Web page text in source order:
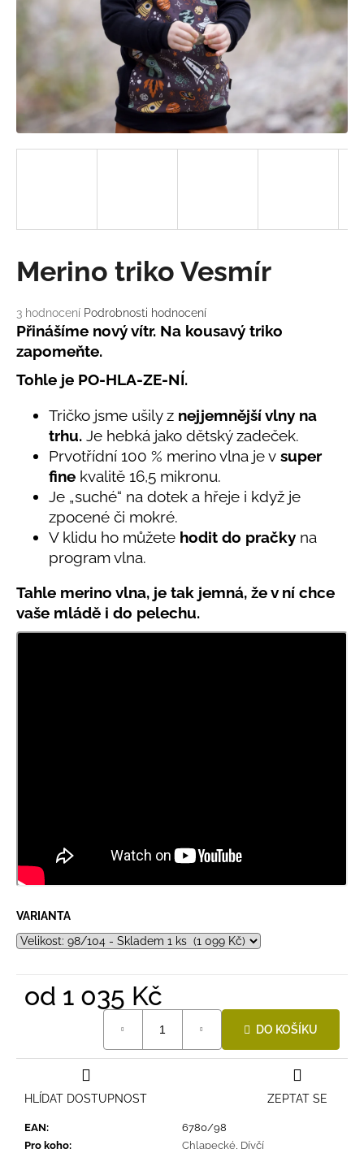
Průměrné
hodnocení
je
5,0
z
hvězdiček.
3 hodnocení Podrobnosti hodnocení
Merino triko Vesmír
Přinášíme nový vítr. Na kousavý triko
zapomeňte.
Tohle je PO-HLA-ZE-NÍ.
Tričko jsme ušily z nejjemnější vlny na
trhu. Je hebká jako dětský zadeček.
Prvotřídní 100 % merino vlna je v super
fine kvalitě 16,5 mikronu.
Je „suché“ na dotek a hřeje i když je
zpocené či mokré.
V klidu ho můžete hodit do pračky na
program vlna.
Tahle merino vlna, je tak jemná, že v ní chce
vaše mládě i do pelechu.
VARIANTA
od 1 035 Kč
DO KOŠÍKU
EAN:
6780/98
Pro koho: Chlapecké, Dívčí
ZEPTAT SE
HLÍDAT DOSTUPNOST
t
?
D
o
o
r
u
u
LETNÍ
KLOBOUČEK
OUŠKY
BÍLÝ
395
Kč